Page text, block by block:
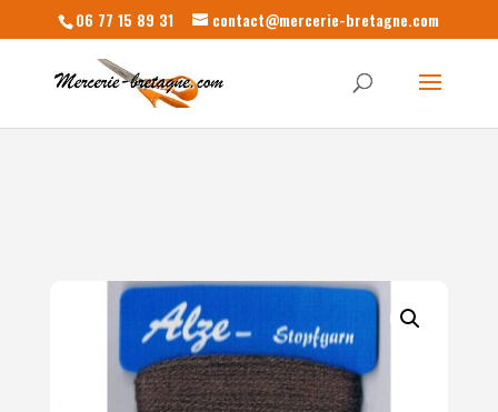
06 77 15 89 31 contact@mercerie-bretagne.com